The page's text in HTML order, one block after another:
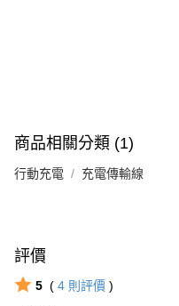
商品相關分類 (1)
行動充電 充電傳輸線
評價
5 ( 4 則評價 )